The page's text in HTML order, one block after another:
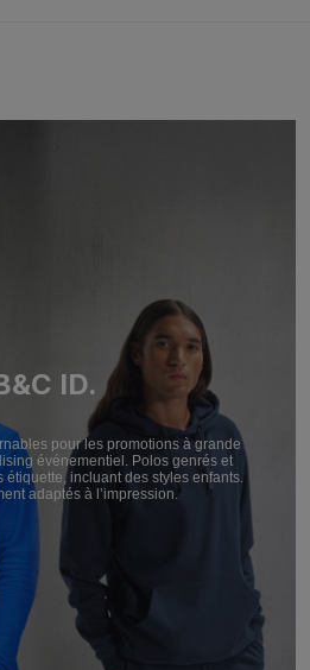
ID.
pour les promotions à grande
événementiel. Polos genrés et
incluant des styles enfants.
adaptés à l’impression.